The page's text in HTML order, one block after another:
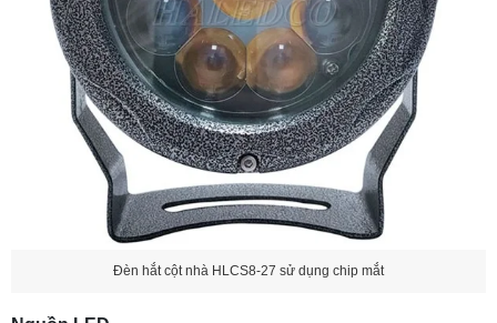
Đèn hắt cột nhà HLCS8-27 sử dụng chip mắt